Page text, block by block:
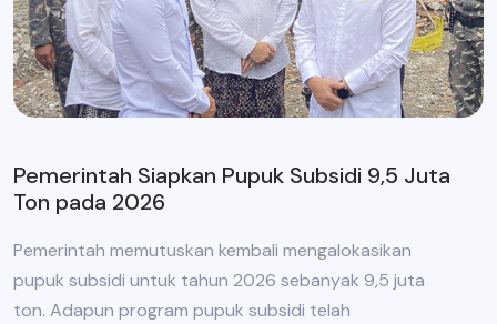
Pemerintah Siapkan Pupuk Subsidi 9,5 Juta
Ton pada 2026
Pemerintah memutuskan kembali mengalokasikan
pupuk subsidi untuk tahun 2026 sebanyak 9,5 juta
ton. Adapun program pupuk subsidi telah